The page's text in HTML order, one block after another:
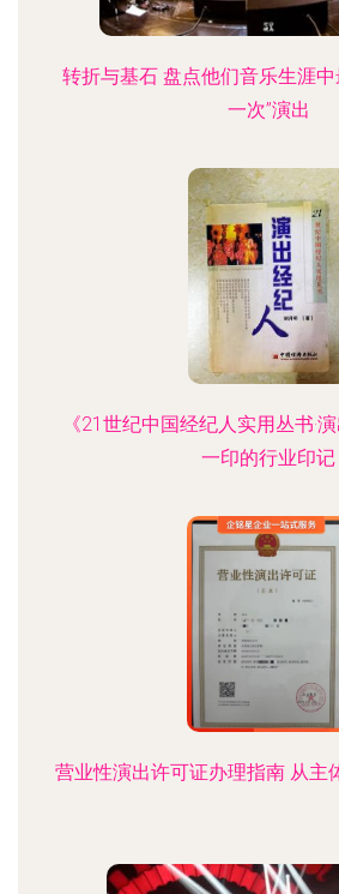
转折与基石 盘点他们音乐生涯
一次”演出
《21世纪中国经纪人实用丛书·
一印的行业印记
营业性演出许可证办理指南 从主